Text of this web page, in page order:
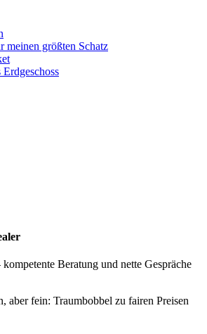
meinen größten Schatz
kompetente Beratung und nette Gespräche
aber fein: Traumbobbel zu fairen Preisen